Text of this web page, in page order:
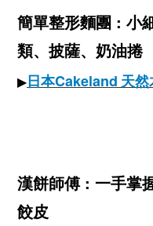
簡單整形麵團 : 小
類、披薩、奶油捲
▶日本Cakeland 天
漢餅師傅 : 一手掌
餃皮